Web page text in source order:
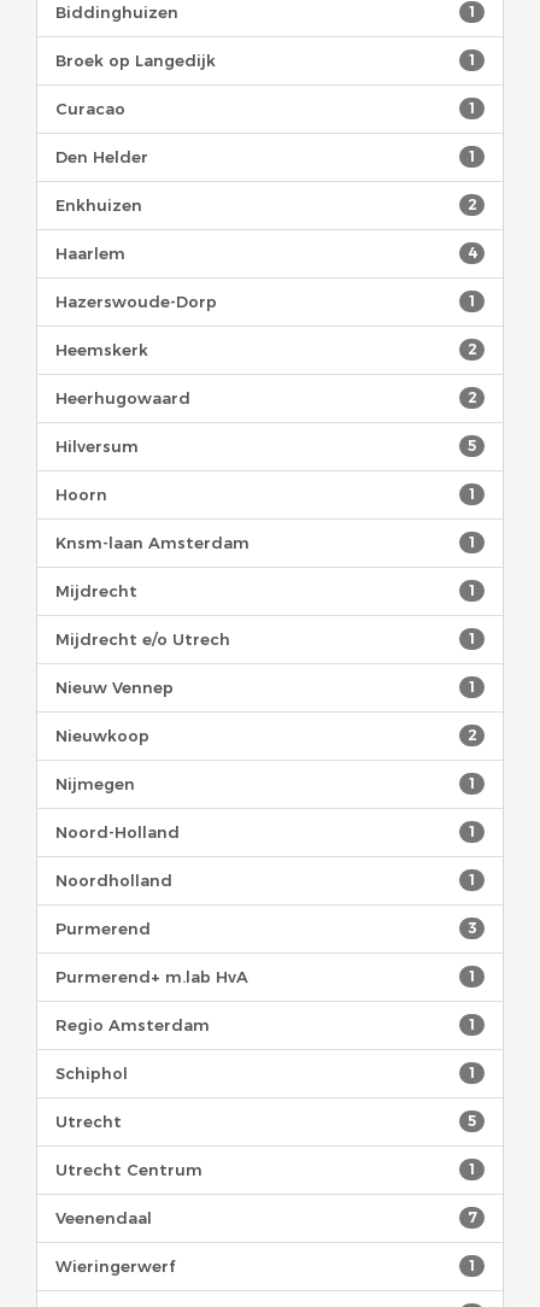
1
Biddinghuizen
1
Broek op Langedijk
1
Curacao
1
Den Helder
2
Enkhuizen
4
Haarlem
1
Hazerswoude-Dorp
2
Heemskerk
2
Heerhugowaard
5
Hilversum
1
Hoorn
1
Knsm-laan Amsterdam
1
Mijdrecht
1
Mijdrecht e/o Utrech
1
Nieuw Vennep
2
Nieuwkoop
1
Nijmegen
1
Noord-Holland
1
Noordholland
3
Purmerend
1
Purmerend+ m.lab HvA
1
Regio Amsterdam
1
Schiphol
5
Utrecht
1
Utrecht Centrum
7
Veenendaal
1
Wieringerwerf